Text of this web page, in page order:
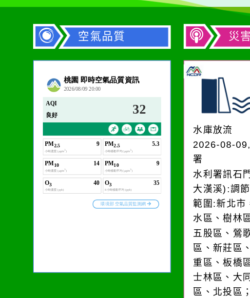
空氣品質 災
水庫放流
2026-08-
署
水利署訊石
大漢溪):調
範圍:新北市
水區、樹林
五股區、鶯
區、新莊區
重區、板橋
士林區、大
區、北投區
生活是一面鏡子。你對
它笑，它就對你笑；你
對它哭，它也對你哭。
一
在